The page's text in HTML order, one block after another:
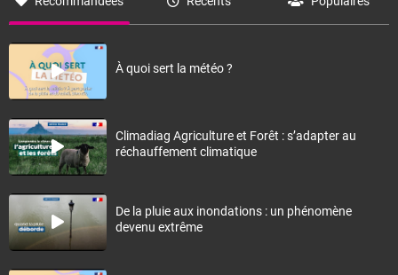
À quoi sert la météo ?
Climadiag Agriculture et Forêt : s’adapter au
réchauffement climatique
De la pluie aux inondations : un phénomène
devenu extrême